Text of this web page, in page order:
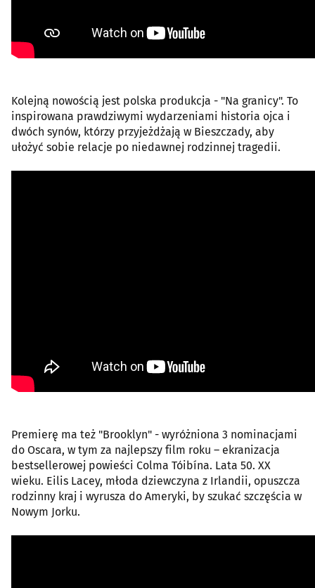
Kolejną nowością jest polska produkcja - "Na granicy". To
inspirowana prawdziwymi wydarzeniami historia ojca i
dwóch synów, którzy przyjeżdżają w Bieszczady, aby
ułożyć sobie relacje po niedawnej rodzinnej tragedii.
Premierę ma też "Brooklyn" - wyróżniona 3 nominacjami
do Oscara, w tym za najlepszy film roku – ekranizacja
bestsellerowej powieści Colma Tóibína. Lata 50. XX
wieku. Eilis Lacey, młoda dziewczyna z Irlandii, opuszcza
rodzinny kraj i wyrusza do Ameryki, by szukać szczęścia w
Nowym Jorku.